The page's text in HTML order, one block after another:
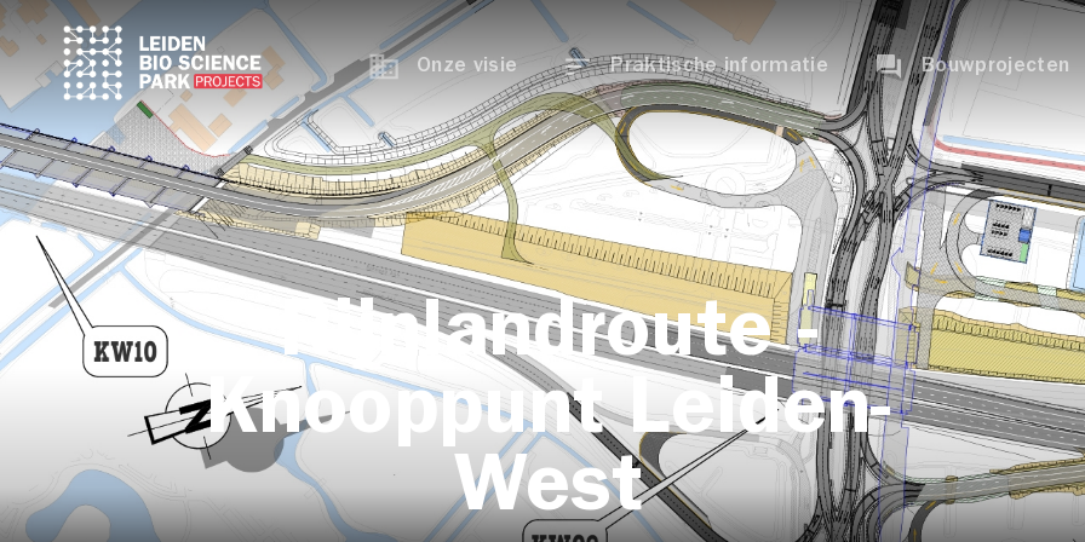
Onze visie Praktische informatie Bouwprojecten
Rijnlandroute -
Knooppunt Leiden-
West